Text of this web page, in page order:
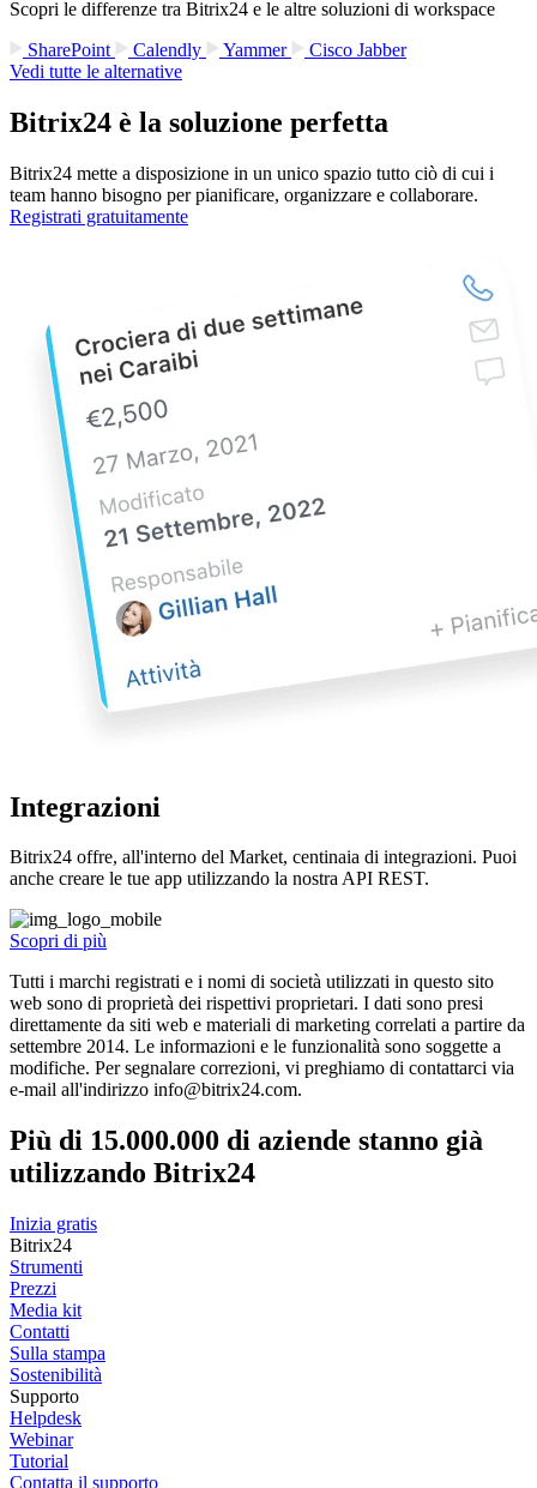
Scopri le differenze tra Bitrix24 e le altre soluzioni di workspace
SharePoint
Calendly Yammer
Cisco Jabber
Vedi tutte le alternative
Bitrix24 è la soluzione perfetta
Bitrix24 mette a disposizione in un unico spazio tutto ciò di cui i
team hanno bisogno per pianificare, organizzare e collaborare.
Registrati gratuitamente
Integrazioni
Bitrix24 offre, all'interno del Market, centinaia di integrazioni. Puoi
anche creare le tue app utilizzando la nostra API REST.
Scopri di più
Tutti i marchi registrati e i nomi di società utilizzati in questo sito
web sono di proprietà dei rispettivi proprietari. I dati sono presi
direttamente da siti web e materiali di marketing correlati a partire da
settembre 2014. Le informazioni e le funzionalità sono soggette a
modifiche. Per segnalare correzioni, vi preghiamo di contattarci via
e-mail all'indirizzo info@bitrix24.com.
Più di 15.000.000 di aziende stanno già
utilizzando Bitrix24
Inizia gratis
Bitrix24
Strumenti
Prezzi
Media kit
Contatti
Sulla stampa
Sostenibilità
Supporto
Helpdesk
Webinar
Tutorial
Contatta il supporto